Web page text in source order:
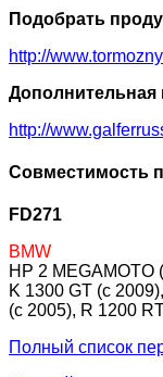
Подобрать
http://
http://
Совместимость
FD271
BMW
HP 2 MEGAMOTO
K 1300 GT (c
(c 2005), R 1200
Полный список